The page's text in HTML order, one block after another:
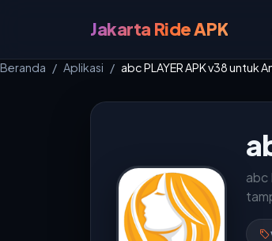
Jakarta Ride APK
Beranda Aplikasi abc PLAYER APK v38 untuk
abc